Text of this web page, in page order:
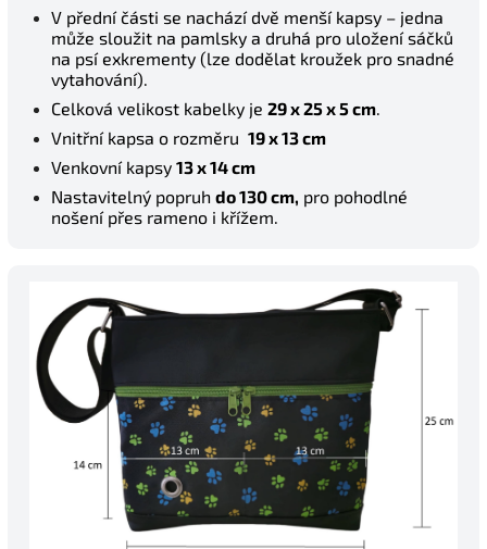
V přední části se nachází dvě menší kapsy – jedna
může sloužit na pamlsky a druhá pro uložení sáčků
na psí exkrementy (lze dodělat kroužek pro snadné
vytahování).
Celková velikost kabelky je 29 x 25 x 5 cm.
Vnitřní kapsa o rozměru 19 x 13 cm
Venkovní kapsy 13 x 14 cm
Nastavitelný popruh do 130 cm, pro pohodlné
nošení přes rameno i křížem.
Zkopírovat kód Zavřít